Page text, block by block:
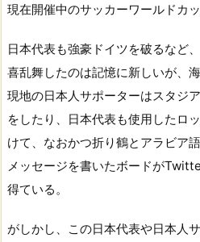
現在開催中のサッカーワールドカ
日本代表も強豪ドイツを破るなど
喜乱舞したのは記憶に新しいが、
現地の日本人サポーターはスタジ
をしたり、日本代表も使用したロ
けて、なおかつ折り鶴とアラビア
メッセージを書いたボードが
得ている。
がしかし、この日本代表や日本人